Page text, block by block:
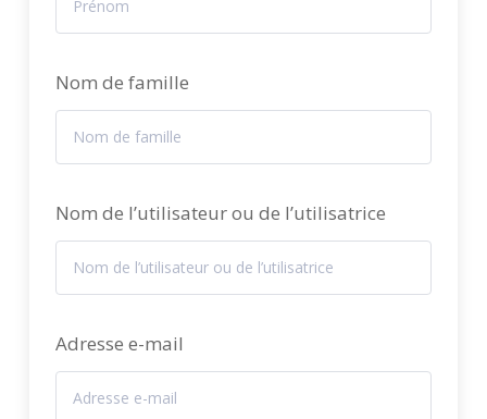
Nom de famille
Nom de l’utilisateur ou de l’utilisatrice
Adresse e-mail